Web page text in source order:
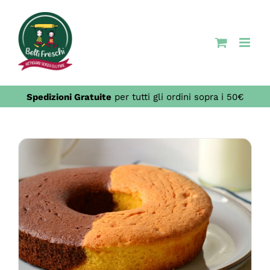
contenuto
Spedizioni Gratuiteper tutti gli ordini sopra i 50€
SCEGLI QUESTO
PRODOTTO
HA
/ DETTAGLI